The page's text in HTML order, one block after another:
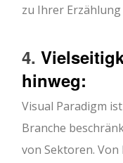
zu Ihrer Erzählung
4.
hinweg:
Visual Paradigm
Branche
von Sektoren.